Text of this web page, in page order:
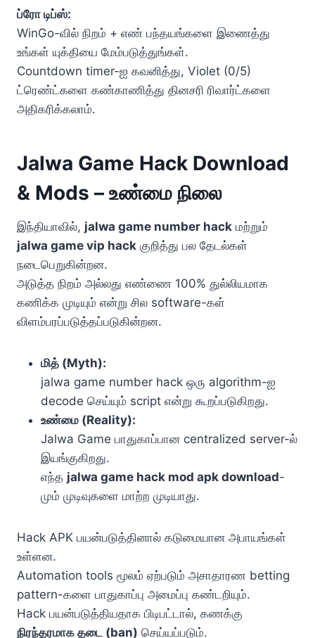
ப்ரோ டிப்ஸ்:
WinGo-வில் நிறம் + எண் பந்தயங்களை இணைத்து
உங்கள் யுக்தியை மேம்படுத்துங்கள்.
Countdown timer-ஐ கவனித்து, Violet (0/5)
ட்ரெண்ட்களை கண்காணித்து தினசரி ரிவார்ட்களை
அதிகரிக்கலாம்.
Jalwa Game Hack Download
& Mods – உண்மை நிலை
இந்தியாவில், jalwa game number hack மற்றும்
jalwa game vip hack குறித்து பல தேடல்கள்
நடைபெறுகின்றன.
அடுத்த நிறம் அல்லது எண்ணை 100% துல்லியமாக
கணிக்க முடியும் என்று சில software-கள்
விளம்பரப்படுத்தப்படுகின்றன.
மித் (Myth):
jalwa game number hack ஒரு algorithm-ஐ
decode செய்யும் script என்று கூறப்படுகிறது.
உண்மை (Reality):
Jalwa Game பாதுகாப்பான centralized server-ல்
இயங்குகிறது.
எந்த jalwa game hack mod apk download-
மும் முடிவுகளை மாற்ற முடியாது.
Hack APK பயன்படுத்தினால் கடுமையான அபாயங்கள்
உள்ளன.
Automation tools மூலம் ஏற்படும் அசாதாரண betting
pattern-களை பாதுகாப்பு அமைப்பு கண்டறியும்.
Hack பயன்படுத்தியதாக பிடிபட்டால், கணக்கு
நிரந்தரமாக தடை (ban) செய்யப்படும்.